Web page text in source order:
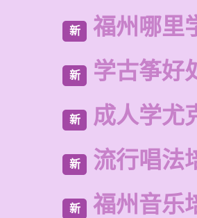
新 福州哪里
新 学古筝好
新 成人学尤
新 流行唱法
新 福州音乐